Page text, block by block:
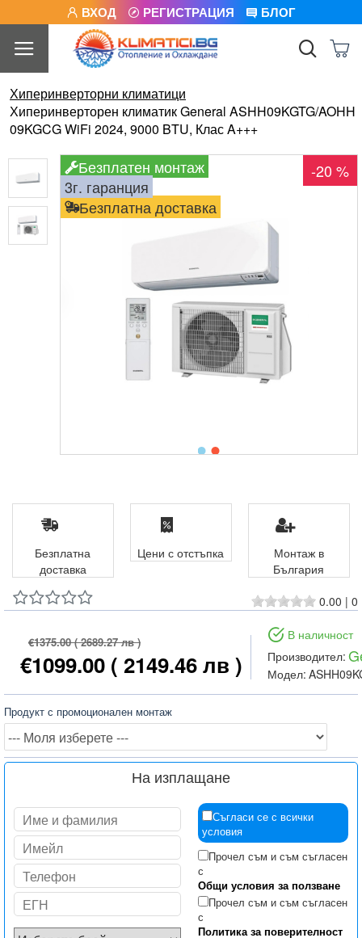
ВХОД РЕГИСТРАЦИЯ БЛОГ
Хиперинверторни климатици
Хиперинверторен климатик General ASHH09KGTG/AOHH
09KGCG WiFi 2024, 9000 BTU, Клас A+++
Безплатен монтаж
Безплатна доставка
3г. гаранция
-20 %
0.00 | 0
€1375.00( 2689.27 лв )
€1099.00 ( 2149.46 лв )
В наличност
Производител:
Модел:
Продукт с промоционален монтаж
На изплащане
Съгласи се с всички
условия
Прочел съм и съм съгласен
с
Общи условия за ползване
Прочел съм и съм съгласен
с
Политика за поверителност
Безплатна
доставка
Цени с отстъпка
Монтаж в
България